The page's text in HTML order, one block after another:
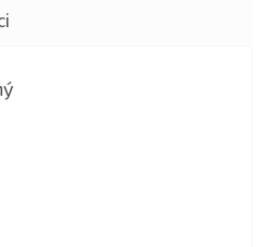
je 5 z 5 hvězdiček.
je 5 z 5 hvězdiček.